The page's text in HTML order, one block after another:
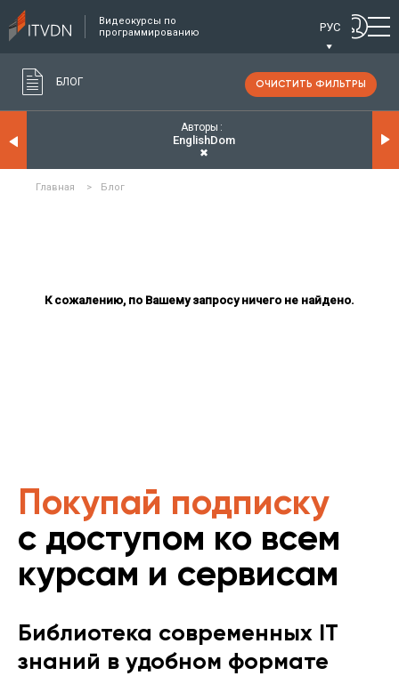
Видеокурсы по
программированию
РУС
БЛОГ ОЧИСТИТЬ ФИЛЬТРЫ
Авторы
EnglishDom
✖
Главная > Блог
К сожалению, по Вашему запросу ничего не найдено.
Покупай подписку
с доступом ко всем
курсам и сервисам
Библиотека современных IT
знаний в удобном формате